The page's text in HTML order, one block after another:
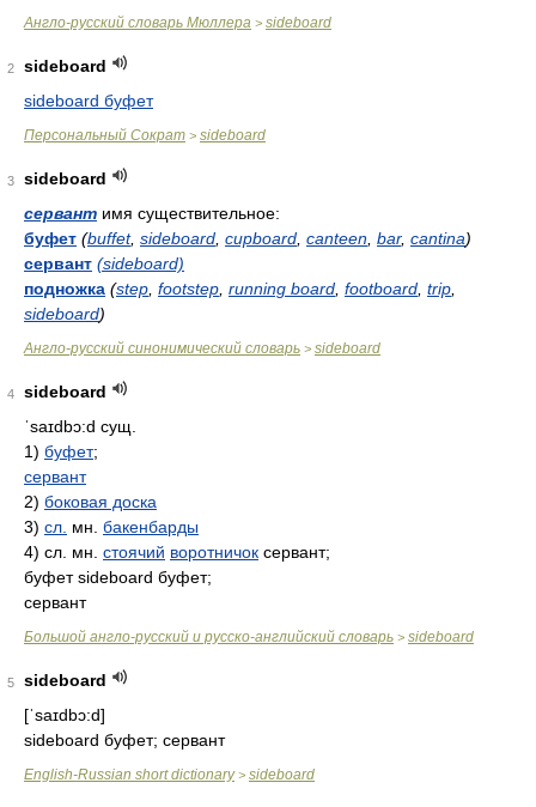
Англо-русский словарь Мюллера > sideboard
2
sideboard
sideboard буфет
Персональный Сократ > sideboard
3
sideboard
сервант имя существительное:
буфет (buffet, sideboard cupboard canteen bar, cantina)
сервант (sideboard)
подножка (step footstep running board footboard trip
sideboard)
Англо-русский синонимический словарь > sideboard
4
sideboard
ˈsaɪdbɔ:d сущ.
1) буфет;
сервант
2) боковая доска
3) сл. мн. бакенбарды
4) сл. мн. стоячий воротничок сервант;
буфет sideboard буфет;
сервант
Большой англо-русский и русско-английский словарь > sideboard
5
sideboard
[ˈsaɪdbɔ:d]
sideboard буфет; сервант
English-Russian short dictionary> sideboard